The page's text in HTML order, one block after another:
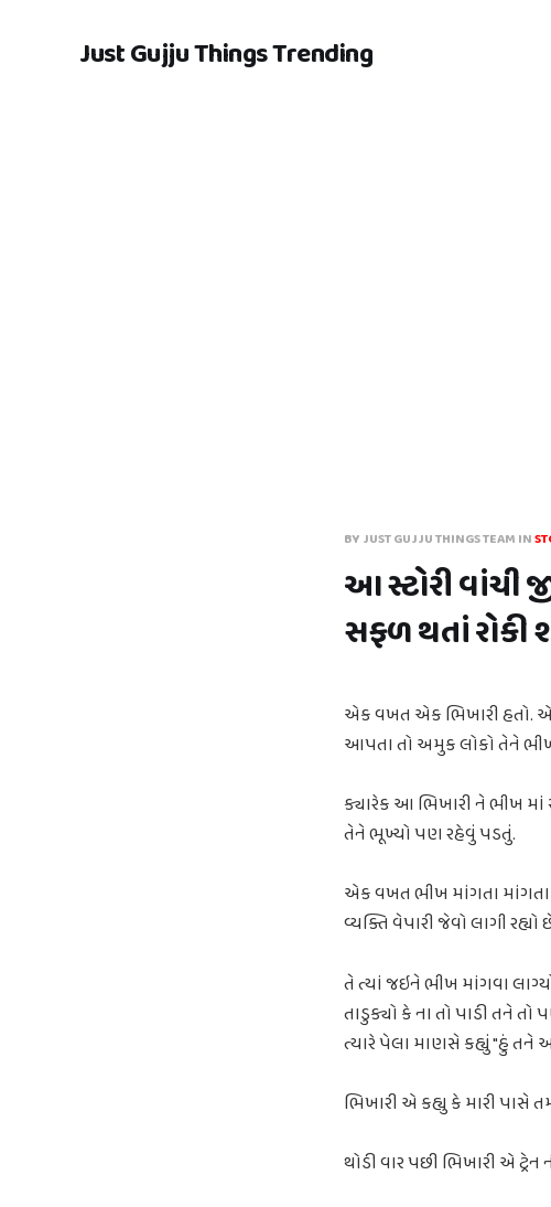
Just Gujju Things Trending
BY JUST GUJJU THINGS TEAM IN
આ સ્ટોરી વાંચી
સફળ થતાં રોકી
એક વખત એક ભિખારી હતો.
આપતા તો અમુક લોકો તેને
ક્યારેક આ ભિખારી ને ભીખ
તેને ભૂખ્યો પણ રહેવું પડતું.
એક વખત ભીખ માંગતા
વ્યક્તિ વેપારી જેવો લાગી
તે ત્યાં જઇને ભીખ માંગવા
તાડુક્યો કે ના તો પાડી તને
ત્યારે પેલા માણસે કહ્યું "હું
ભિખારી એ કહ્યુ કે મારી પાસે
થોડી વાર પછી ભિખારી એ ટ્રેન